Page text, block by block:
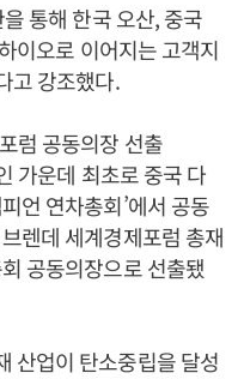
통해 한국 오산, 중국
이오로 이어지는 고객지
고 강조했다.
럼 공동의장 선출
가운데 최초로 중국 다
언 연차총회’에서 공동
렌데 세계경제포럼 총재
공동의장으로 선출됐
산업이 탄소중립을 달성